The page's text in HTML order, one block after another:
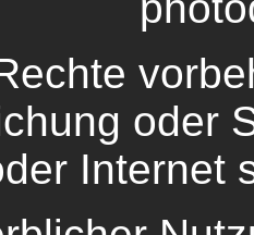
oder
Internet